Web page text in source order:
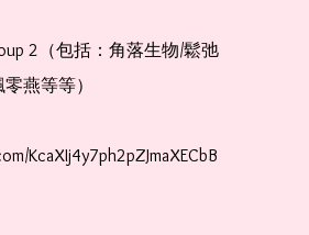
2（包括：角落生物/鬆弛
燕等等）
KcaXIj4y7ph2pZJmaXECbB